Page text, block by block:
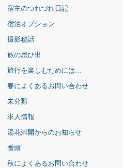
宿主のつれづれ日記
宿泊オプション
撮影秘話
旅の思ひ出
旅行を楽しむためには…
春によくあるお問い合わせ
未分類
求人情報
湯花満開からのお知らせ
番頭
秋によくあるお問い合わせ